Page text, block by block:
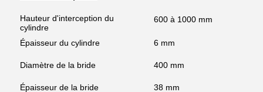
Hauteur d'interception du
cylindre
600 à 1000 mm
Épaisseur du cylindre 6 mm
Diamètre de la bride 400 mm
Épaisseur de la bride 38 mm